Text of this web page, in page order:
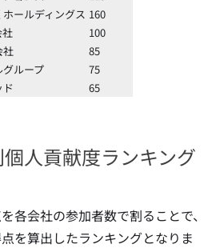
ールディングス 160
社
100
社
85
ループ
75
65
人貢献度ランキング
各会社の参加者数で割ることで、
を算出したランキングとなりま